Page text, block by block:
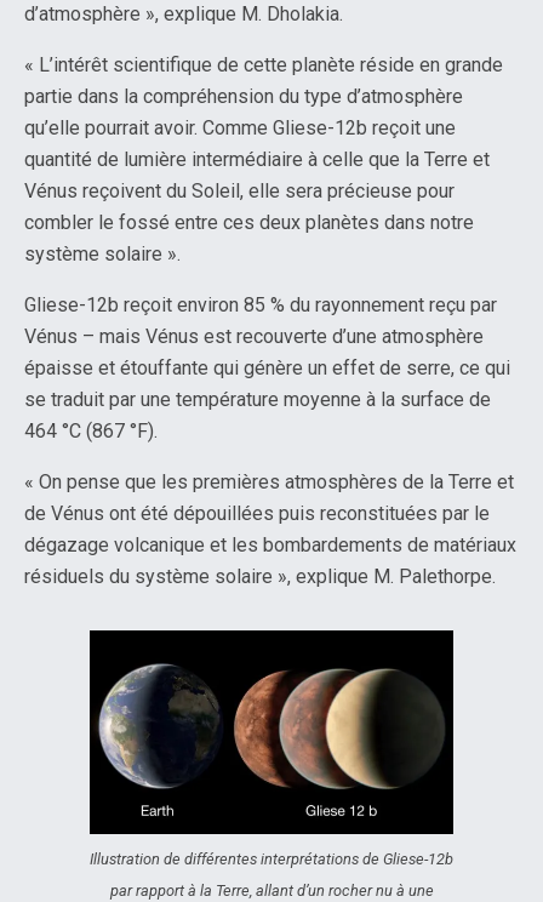
d’atmosphère », explique M. Dholakia.
« L’intérêt scientifique de cette planète réside en grande
partie dans la compréhension du type d’atmosphère
qu’elle pourrait avoir. Comme Gliese-12b reçoit une
quantité de lumière intermédiaire à celle que la Terre et
Vénus reçoivent du Soleil, elle sera précieuse pour
combler le fossé entre ces deux planètes dans notre
système solaire ».
Gliese-12b reçoit environ 85 % du rayonnement reçu par
Vénus – mais Vénus est recouverte d’une atmosphère
épaisse et étouffante qui génère un effet de serre, ce qui
se traduit par une température moyenne à la surface de
464 °C (867 °F).
« On pense que les premières atmosphères de la Terre et
de Vénus ont été dépouillées puis reconstituées par le
dégazage volcanique et les bombardements de matériaux
résiduels du système solaire », explique M. Palethorpe.
Illustration de différentes interprétations de Gliese-12b
par rapport à la Terre, allant d’un rocher nu à une